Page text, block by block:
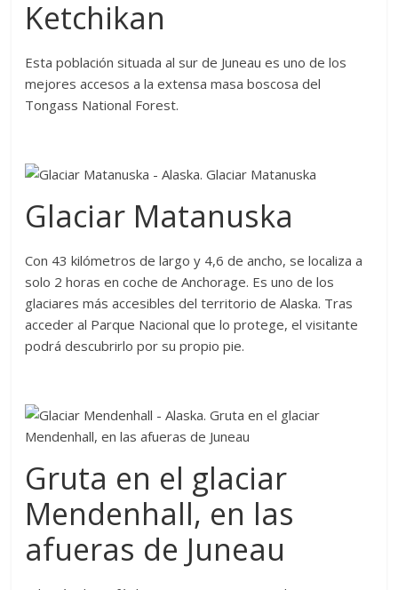
Ketchikan
Esta población situada al sur de Juneau es uno de los
mejores accesos a la extensa masa boscosa del
Tongass National Forest.
Glaciar Matanuska
Con 43 kilómetros de largo y 4,6 de ancho, se localiza a
solo 2 horas en coche de Anchorage. Es uno de los
glaciares más accesibles del territorio de Alaska. Tras
acceder al Parque Nacional que lo protege, el visitante
podrá descubrirlo por su propio pie.
Gruta en el glaciar
Mendenhall, en las
afueras de Juneau